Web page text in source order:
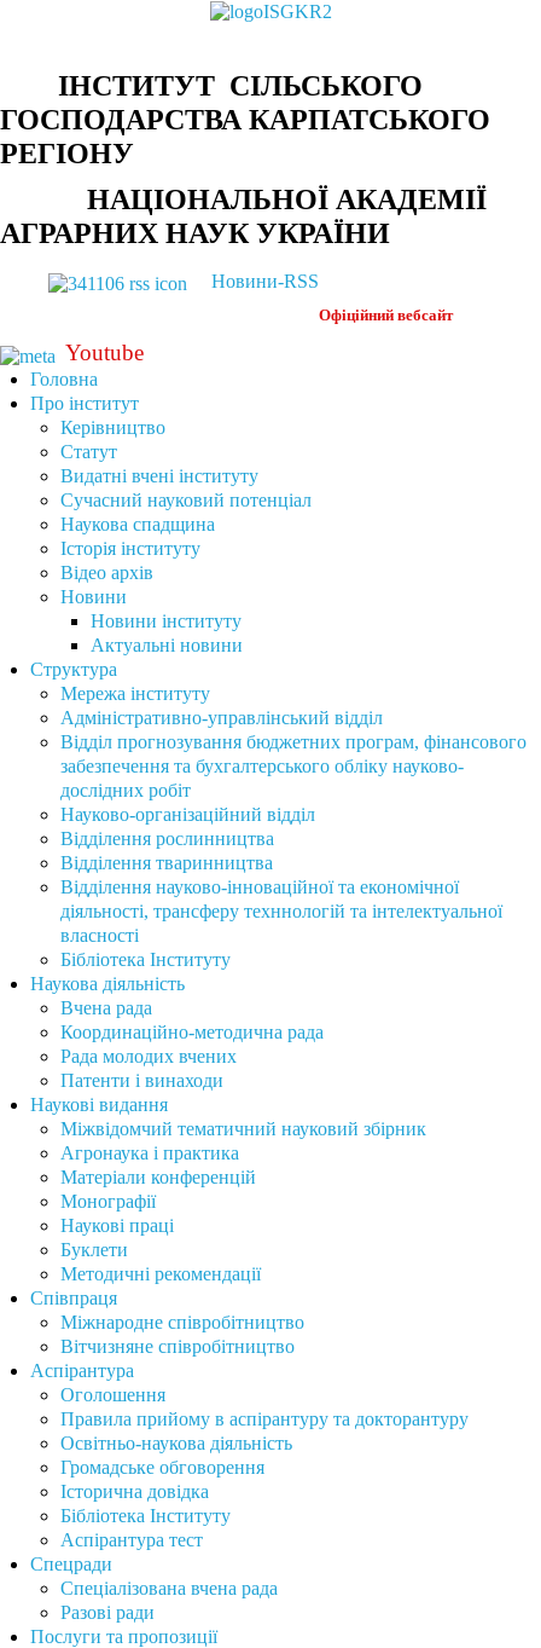
ІНСТИТУТ СІЛЬСЬКОГО
ГОСПОДАРСТВА КАРПАТСЬКОГО
РЕГІОНУ
НАЦІОНАЛЬНОЇ АКАДЕМІЇ
АГРАРНИХ НАУК УКРАЇНИ
Новини-RSS
Офіційний вебсайт
Youtube
Головна
Про інститут
Керівництво
Статут
Видатні вчені інституту
Сучасний науковий потенціал
Наукова спадщина
Історія інституту
Відео архів
Новини
Новини інституту
Актуальні новини
Структура
Мережа інституту
Адміністративно-управлінський відділ
Відділ прогнозування бюджетних програм, фінансового
забезпечення та бухгалтерського обліку науково-
дослідних робіт
Науково-організаційний відділ
Відділення рослинництва
Відділення тваринництва
Відділення науково-інноваційної та економічної
діяльності, трансферу техннологій та інтелектуальної
власності
Бібліотека Інституту
Наукова діяльність
Вчена рада
Координаційно-методична рада
Рада молодих вчених
Патенти і винаходи
Наукові видання
Міжвідомчий тематичний науковий збірник
Агронаука і практика
Матеріали конференцій
Монографії
Наукові праці
Буклети
Методичні рекомендації
Співпраця
Міжнародне співробітництво
Вітчизняне співробітництво
Аспірантура
Оголошення
Правила прийому в аспірантуру та докторантуру
Освітньо-наукова діяльність
Громадське обговорення
Історична довідка
Бібліотека Інституту
Аспірантура тест
Спецради
Спеціалізована вчена рада
Разові ради
Послуги та пропозиції